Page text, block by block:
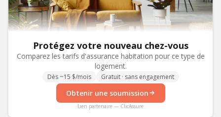
Protégez votre nouveau chez-vous
Comparez les tarifs d'assurance habitation pour ce type de
logement.
Dès ~15 $/mois Gratuit · sans engagement
Obtenir une soumission
Lien partenaire — ClicAssure